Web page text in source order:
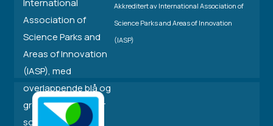
Akkreditert av International Association of
Science Parks and Areas of Innovation
(IASP)